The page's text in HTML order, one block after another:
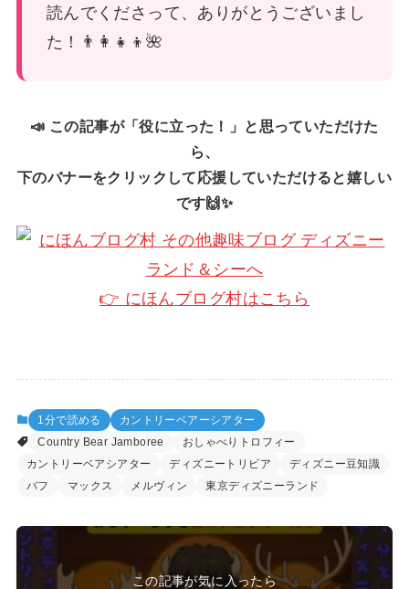
読んでくださって、ありがとうございまし
た！👨‍👩‍👧‍👦🌺
📣 この記事が「役に立った！」と思っていただけた
ら、
下のバナーをクリックして応援していただけると嬉しい
です🙌✨
👉 にほんブログ村はこちら
1分で読める
カントリーベアーシアター
Country Bear Jamboree
おしゃべりトロフィー
カントリーベアシアター
ディズニートリビア
ディズニー豆知識
バフ
マックス メルヴィン 東京ディズニーランド
この記事が気に入ったら